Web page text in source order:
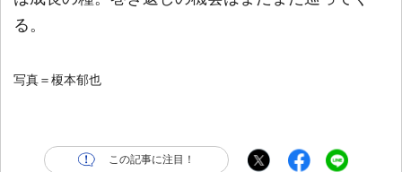
る。
写真＝榎本郁也
この記事に注目！